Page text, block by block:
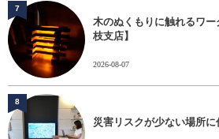
木のぬくもりに触れるワ
枝支店】
2026-08-07
7
災害リスクが少ない場所
8